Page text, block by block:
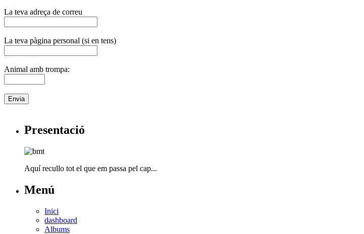
La teva adreça de correu
La teva pàgina personal (si en tens)
Animal amb trompa:
Presentació
Aquí recullo tot el que em passa pel cap...
Menú
Inici
dashboard
Albums